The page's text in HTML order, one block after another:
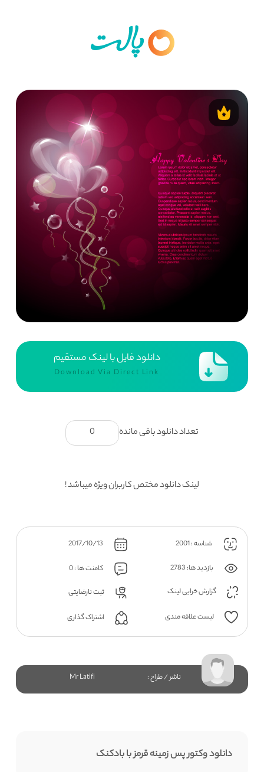
دانلود فایل با لینک مستقیم
Download Via Direct Link
تعداد دانلود باقی مانده 0
لینک دانلود مختص کاربران ویژه میباشد !
شناسه : 2001
بازدید ها: 2783
کامنت ها : 0
گزارش خرابی لینک
ثبت نارضایتی
لیست علاقه مندی اشتراک گذاری
ناشر / طراح : Mr Latifi
دانلود وکتور پس زمینه قرمز با بادکنک